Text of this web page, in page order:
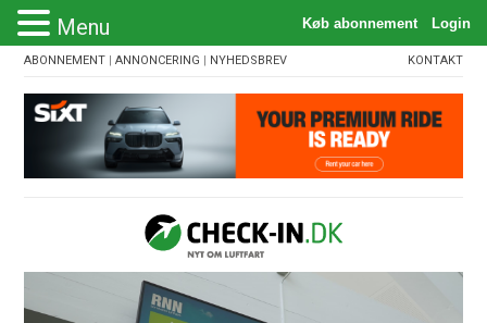
ABONNEMENT |ANNONCERING | NYHEDSBREV KONTAKT
Menu